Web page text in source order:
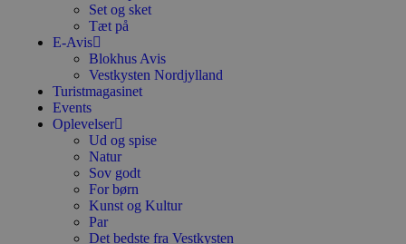
Set og sket
Tæt på
E-Avis
Blokhus Avis
Vestkysten Nordjylland
Turistmagasinet
Events
Oplevelser
Ud og spise
Natur
Sov godt
For børn
Kunst og Kultur
Par
Det bedste fra Vestkysten